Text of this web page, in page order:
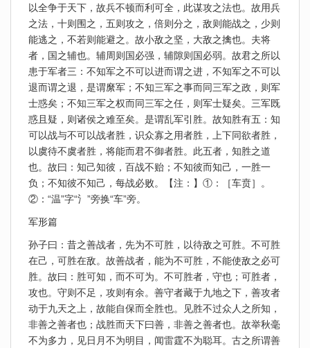
以全争于天下，故兵不顿而利可全，此谋攻之法也。故用兵
之法，十则围之，五则攻之，倍则分之，敌则能战之，少则
能逃之，不若则能避之。故小敌之坚，大敌之擒也。夫将
者，国之辅也。辅周则国必强，辅隙则国必弱。故君之所以
患于军者三：不知军之不可以进而谓之进，不知军之不可以
退而谓之退，是谓縻军；不知三军之事而同三军之政，则军
士惑矣；不知三军之权而同三军之任，则军士疑矣。三军既
惑且疑，则诸侯之难至矣。是谓乱军引胜。故知胜有五：知
可以战与不可以战者胜，识众寡之用者胜，上下同欲者胜，
以虞待不虞者胜，将能而君不御者胜。此五者，知胜之道
也。故曰：知己知彼，百战不贻；不知彼而知己，一胜一
负；不知彼不知己，每战必败。【注：】①：［车贲］。
②：“温”字“氵”旁换“车”旁。
军形篇
孙子曰：昔之善战者，先为不可胜，以待敌之可胜。不可胜
在己，可胜在敌。故善战者，能为不可胜，不能使敌之必可
胜。故曰：胜可知，而不可为。不可胜者，守也；可胜者，
攻也。守则不足，攻则有余。善守者藏于九地之下，善攻者
动于九天之上，故能自保而全胜也。见胜不过众人之所知，
非善之善者也；战胜而天下曰善，非善之善者也。故举秋毫
不为多力，见日月不为明目，闻雷霆不为聪耳。古之所谓善